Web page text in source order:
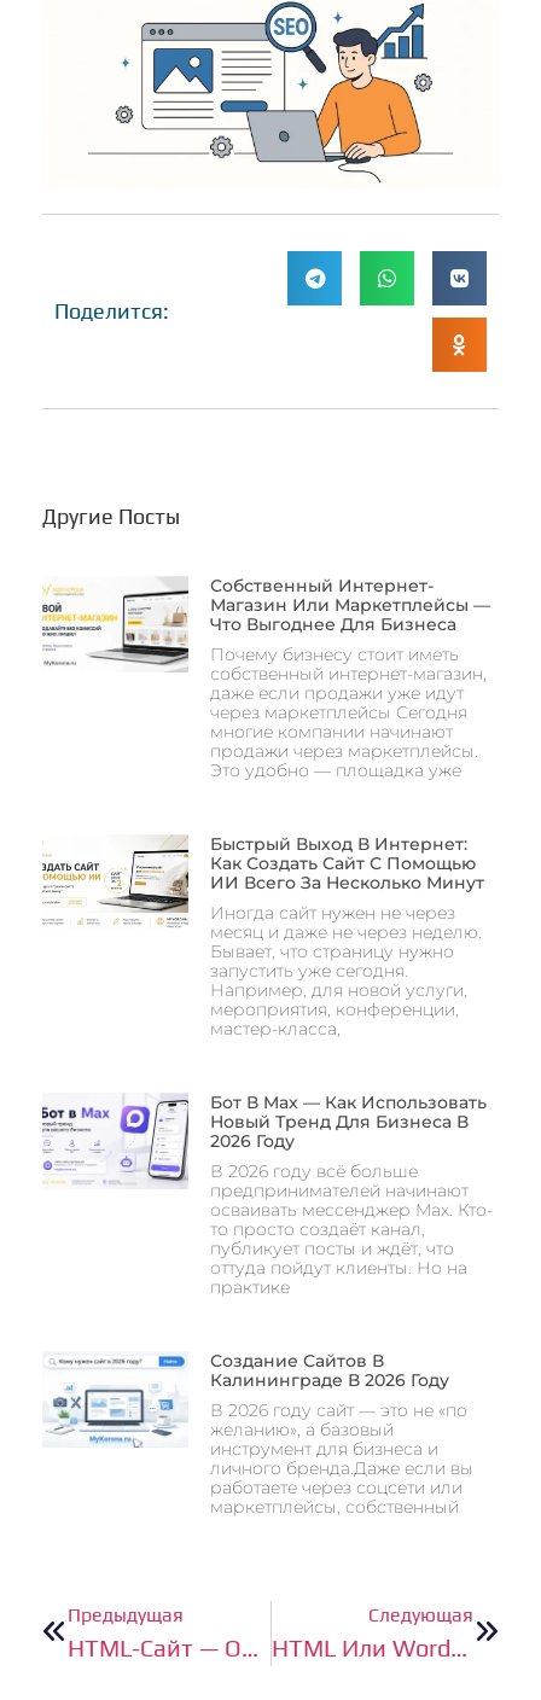
Поделится:
Другие Посты
Собственный Интернет-
Магазин Или Маркетплейсы —
Что Выгоднее Для Бизнеса
Почему бизнесу стоит иметь
собственный интернет-магазин,
даже если продажи уже идут
через маркетплейсы Сегодня
многие компании начинают
продажи через маркетплейсы.
Это удобно — площадка уже
Быстрый Выход В Интернет:
Как Создать Сайт С Помощью
ИИ Всего За Несколько Минут
Иногда сайт нужен не через
месяц и даже не через неделю.
Бывает, что страницу нужно
запустить уже сегодня.
Например, для новой услуги,
мероприятия, конференции,
мастер-класса,
Бот В Max — Как Использовать
Новый Тренд Для Бизнеса В
2026 Году
В 2026 году всё больше
предпринимателей начинают
осваивать мессенджер Max. Кто-
то просто создаёт канал,
публикует посты и ждёт, что
оттуда пойдут клиенты. Но на
практике
Создание Сайтов В
Калининграде В 2026 Году
В 2026 году сайт — это не «по
желанию», а базовый
инструмент для бизнеса и
личного бренда.Даже если вы
работаете через соцсети или
маркетплейсы, собственный
Предыдущая
HTML-Сайт — Отличное Решение Для Малого И Среднего Бизнеса
Следующая
HTML Или WordPress — Что Выбрать Для Вашего Проекта